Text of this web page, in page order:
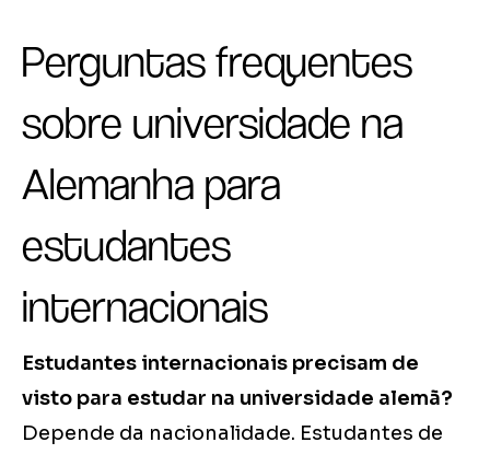
Perguntas frequentes
sobre universidade na
Alemanha para
estudantes
internacionais
Estudantes internacionais precisam de
visto para estudar na universidade alemã?
Depende da nacionalidade. Estudantes de